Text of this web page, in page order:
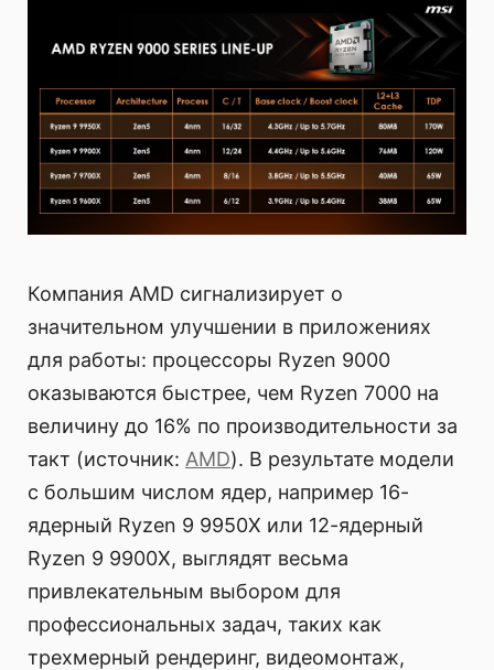
Компания AMD сигнализирует о
значительном улучшении в приложениях
для работы: процессоры Ryzen 9000
оказываются быстрее, чем Ryzen 7000 на
величину до 16% по производительности за
такт (источник: AMD). В результате модели
с большим числом ядер, например 16-
ядерный Ryzen 9 9950X или 12-ядерный
Ryzen 9 9900X, выглядят весьма
привлекательным выбором для
профессиональных задач, таких как
трехмерный рендеринг, видеомонтаж,